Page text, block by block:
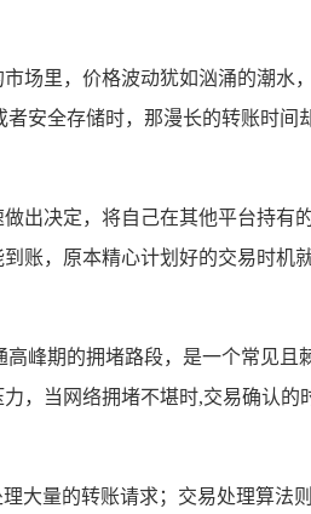
场里，价格波动犹如汹涌的潮水
安全存储时，那漫长的转账时间
出决定，将自己在其他平台持有
账，原本精心计划好的交易时机
峰期的拥堵路段，是一个常见且
，当网络拥堵不堪时,交易确认的
大量的转账请求；交易处理算法